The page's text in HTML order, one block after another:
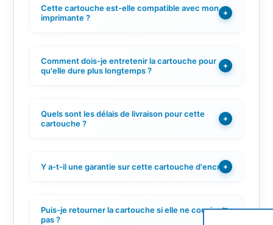
Cette cartouche est-elle compatible avec mon
imprimante ?
+
Comment dois-je entretenir la cartouche pour
qu'elle dure plus longtemps ?
+
Quels sont les délais de livraison pour cette
cartouche ?
+
Y a-t-il une garantie sur cette cartouche d'encre ?
+
Puis-je retourner la cartouche si elle ne convient
pas ?